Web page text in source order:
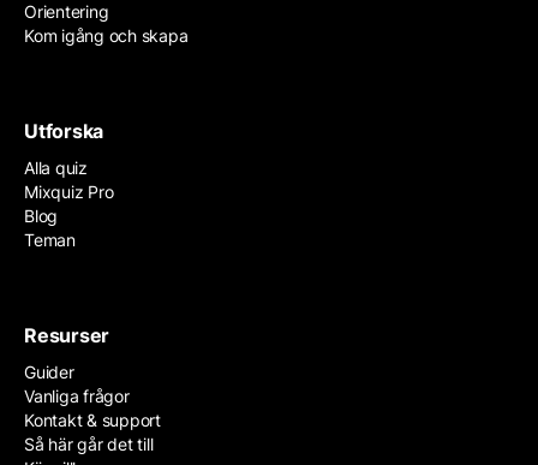
Orientering
Kom igång och skapa
Utforska
Alla quiz
Mixquiz Pro
Blog
Teman
Resurser
Guider
Vanliga frågor
Kontakt & support
Så här går det till